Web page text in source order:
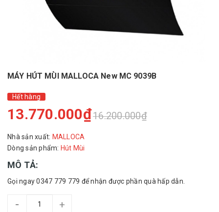
MÁY HÚT MÙI MALLOCA New MC 9039B
Hết hàng
13.770.000₫16.200.000₫
Nhà sản xuất: MALLOCA
Dòng sản phẩm: Hút Mùi
MÔ TẢ:
Gọi ngay 0347 779 779 để nhận được phần quà hấp dẫn.
- +